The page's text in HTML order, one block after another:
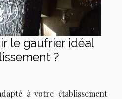
le gaufrier idéal
?
à votre établissement